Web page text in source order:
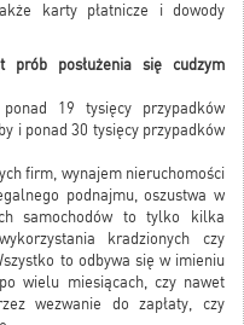
karty płatnicze i dowody
prób posłużenia się cudzym
19 tysięcy przypadków
i ponad 30 tysięcy przypadków
firm, wynajem nieruchomości
podnajmu, oszustwa w
samochodów to tylko kilka
kradzionych czy
to odbywa się w imieniu
wielu miesiącach, czy nawet
wezwanie do zapłaty, czy